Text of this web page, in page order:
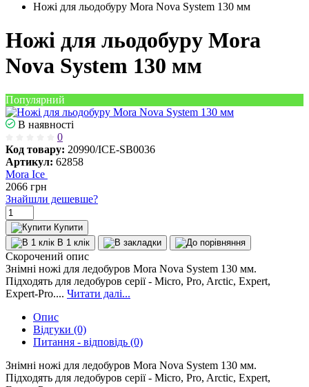
Ножі для льодобуру Mora Nova System 130 мм
Ножі для льодобуру Mora
Nova System 130 мм
Популярний
В наявності
0
Код товару: 20990/ICE-SB0036
Артикул: 62858
Mora Ice
2066 грн
Знайшли дешевше?
Купити
В 1 клік
Скорочений опис
Знімні ножі для ледобуров Mora Nova System 130 мм.
Підходять для ледобуров серії - Micro, Pro, Arctic, Expert,
Expert-Pro.... Читати далі...
Опис
Відгуки (0)
Питання - відповідь (0)
Знімні ножі для ледобуров Mora Nova System 130 мм.
Підходять для ледобуров серії - Micro, Pro, Arctic, Expert,